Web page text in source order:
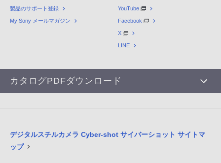
製品のサポート登録
My Sony メールマガジン
YouTube
Facebook
X
LINE
カタログPDFダウンロード
デジタルスチルカメラ Cyber-shot サイバーショット サイトマ
ップ